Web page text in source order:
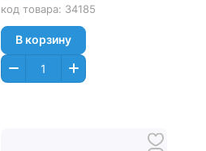
(12000стр.)
код товара: 34185
В корзину